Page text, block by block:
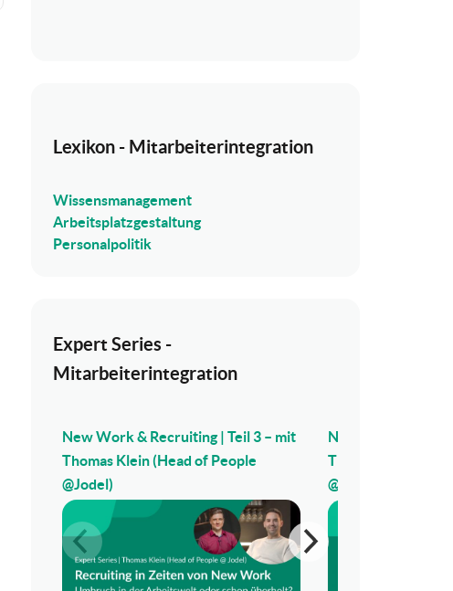
Lexikon - Mitarbeiterintegration
Wissensmanagement
Arbeitsplatzgestaltung
Personalpolitik
Expert Series -
Mitarbeiterintegration
New Work & Recruiting | Teil 3 – mit
Thomas Klein (Head of People
@Jodel)
New Work &
Thomas Klein
@Jodel)